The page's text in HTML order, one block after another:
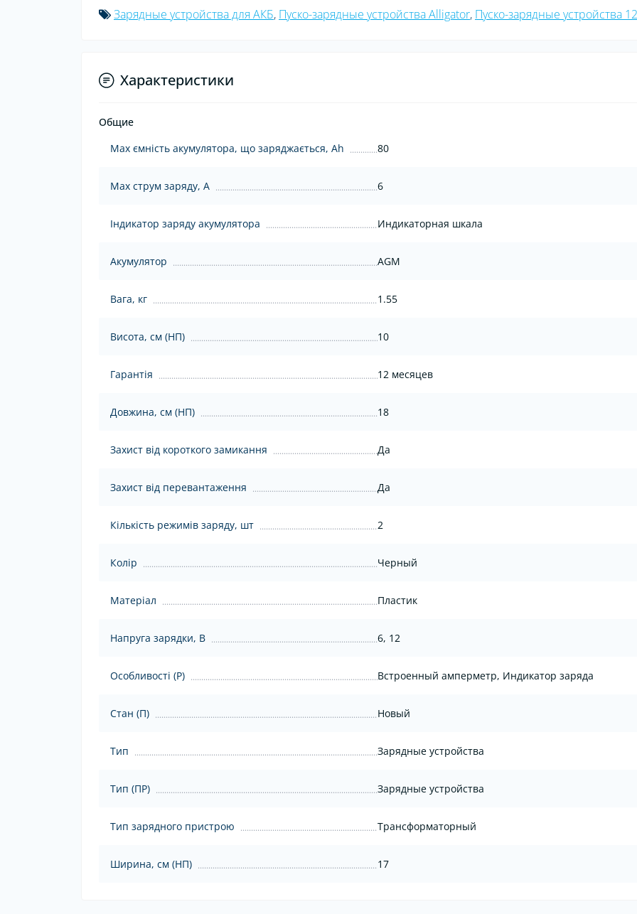
Зарядные устройства для АКБ, Пуско-зарядные устройства Alligator, Пуско-зарядные устройства
Характеристики
Общие
Max ємність акумулятора, що заряджається, Ah
80
Max струм заряду, А 6
Індикатор заряду акумулятора Индикаторная шкала
Акумулятор AGM
Вага, кг 1.55
Висота, см (НП) 10
Гарантія 12 месяцев
Довжина, см (НП) 18
Захист від короткого замикання Да
Захист від перевантаження Да
Кількість режимів заряду, шт 2
Колір Черный
Матеріал Пластик
Напруга зарядки, В 6, 12
Особливості (Р) Встроенный амперметр, Индикатор заряда
Стан (П) Новый
Тип Зарядные устройства
Тип (ПР) Зарядные устройства
Тип зарядного пристрою Трансформаторный
Ширина, см (НП) 17